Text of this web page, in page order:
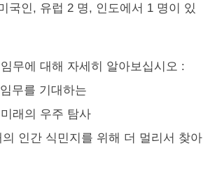
국인, 유럽 2 명, 인도에서 1 명이 있
무에 대해 자세히 알아보십시오 :
무를 기대하는
래의 우주 탐사
인간 식민지를 위해 더 멀리서 찾아